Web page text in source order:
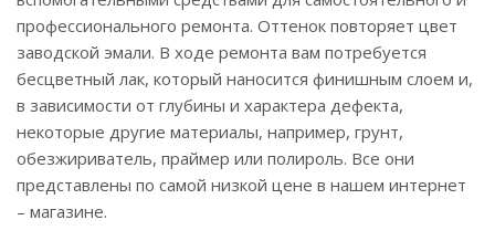
профессионального ремонта. Оттенок повторяет цвет
заводской эмали. В ходе ремонта вам потребуется
бесцветный лак, который наносится финишным слоем и,
в зависимости от глубины и характера дефекта,
некоторые другие материалы, например, грунт,
обезжириватель, праймер или полироль. Все они
представлены по самой низкой цене в нашем интернет
– магазине.